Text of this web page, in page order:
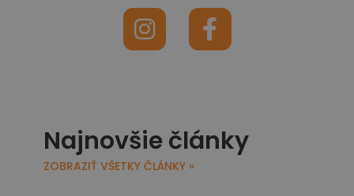
Najnovšie články
ZOBRAZIŤ VŠETKY ČLÁNKY »